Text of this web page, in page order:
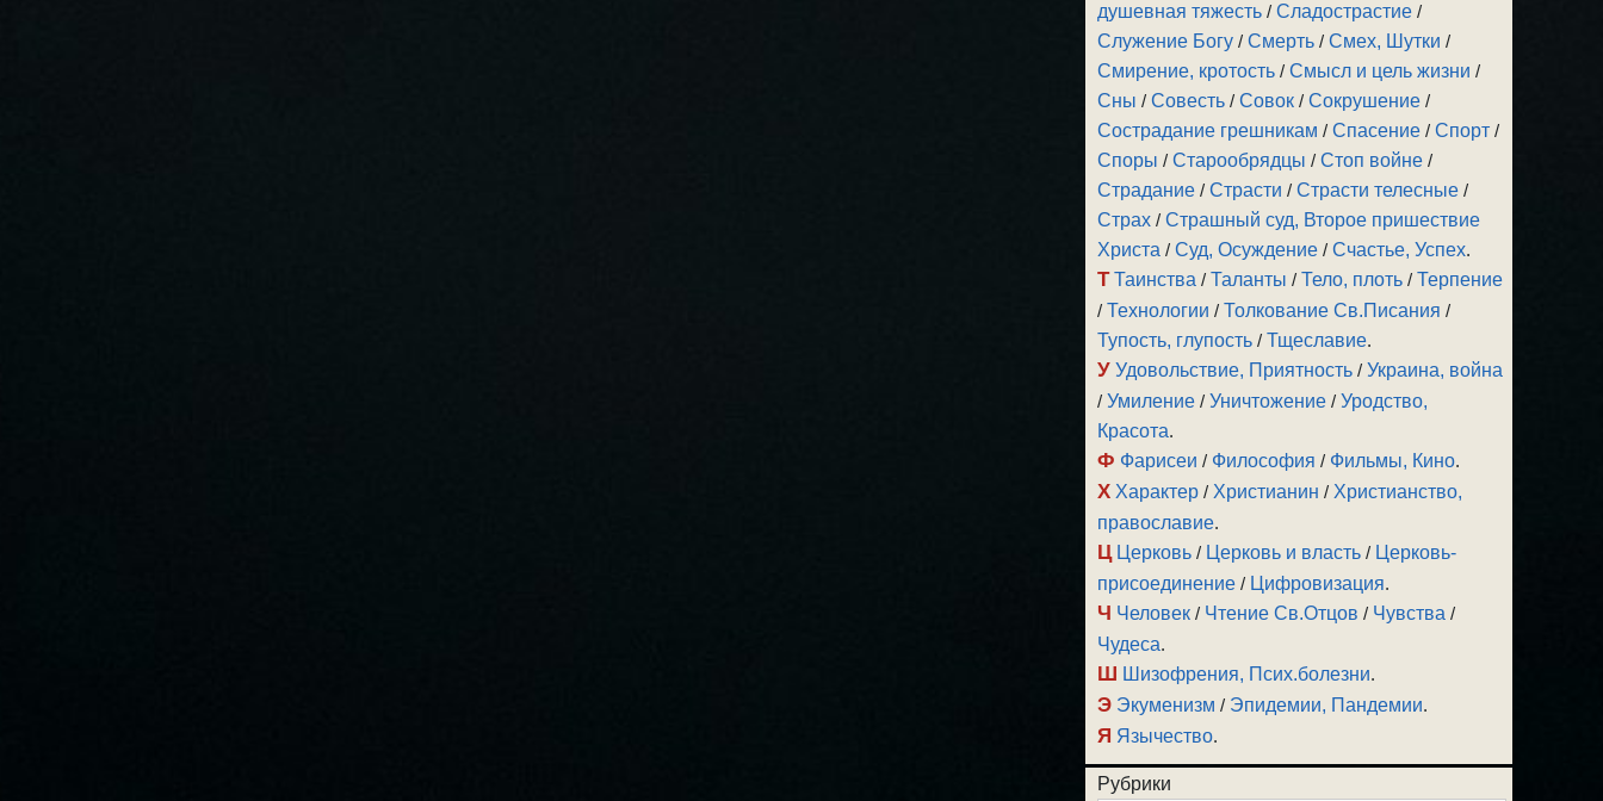
душевная тяжесть /Сладострастие /
Служение Богу /Смерть /Смех, Шутки /
Смирение, кротость /Смысл и цель жизни /
Сны /Совесть /Совок /Сокрушение /
Сострадание грешникам /Спасение /Спорт /
Споры /Старообрядцы /Стоп войне /
Страдание /Страсти /Страсти телесные /
Страх /Страшный суд, Второе пришествие
Христа /Суд, Осуждение /Счастье, Успех.
Т Таинства /Таланты /Тело, плоть /Терпение
/Технологии /Толкование Св.Писания /
Тупость, глупость /Тщеславие.
У Удовольствие, Приятность /Украина, война
/Умиление /Уничтожение /Уродство,
Красота.
Ф Фарисеи / Философия / Фильмы, Кино.
Х Характер / Христианин / Христианство,
православие.
Ц Церковь / Церковь и власть / Церковь-
присоединение / Цифровизация.
Ч Человек / Чтение Св.Отцов / Чувства /
Чудеса.
Ш Шизофрения, Псих.болезни.
Э Экуменизм / Эпидемии, Пандемии.
Я Язычество.
Рубрики